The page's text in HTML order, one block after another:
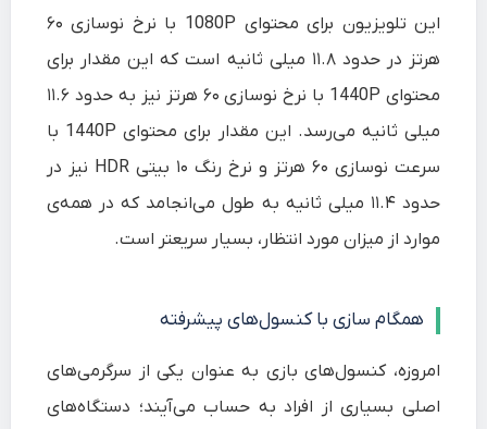
این تلویزیون برای محتوای 1080P با نرخ نوسازی ۶۰
هرتز در حدود ۱۱.۸ میلی ثانیه است که این مقدار برای
محتوای 1440P با نرخ نوسازی ۶۰ هرتز نیز به حدود ۱۱.۶
میلی ثانیه می‌رسد. این مقدار برای محتوای 1440P با
سرعت نوسازی ۶۰ هرتز و نرخ رنگ ۱۰ بیتی HDR نیز در
حدود ۱۱.۴ میلی ثانیه به طول می‌انجامد که در همه‌ی
موارد از میزان مورد انتظار، بسیار سریعتر است.
همگام سازی با کنسول‌های پیشرفته
امروزه، کنسول‌های بازی به عنوان یکی از سرگرمی‌های
اصلی بسیاری از افراد به حساب می‌آیند؛ دستگاه‌های